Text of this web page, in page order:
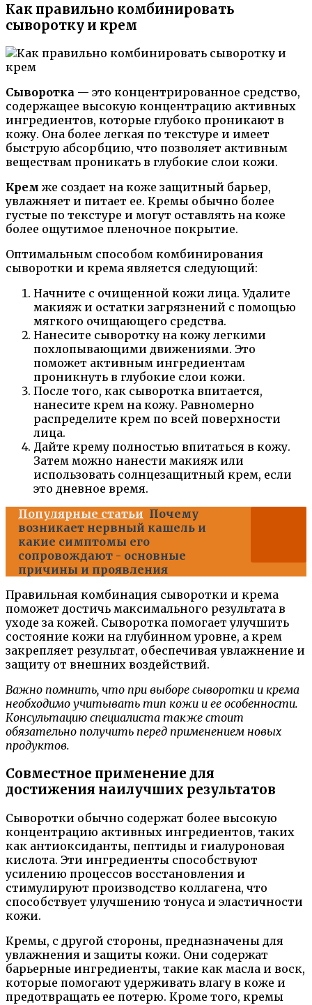
Как правильно комбинировать
сыворотку и крем
Сыворотка — это концентрированное средство,
содержащее высокую концентрацию активных
ингредиентов, которые глубоко проникают в
кожу. Она более легкая по текстуре и имеет
быструю абсорбцию, что позволяет активным
веществам проникать в глубокие слои кожи.
Крем же создает на коже защитный барьер,
увлажняет и питает ее. Кремы обычно более
густые по текстуре и могут оставлять на коже
более ощутимое пленочное покрытие.
Оптимальным способом комбинирования
сыворотки и крема является следующий:
Начните с очищенной кожи лица. Удалите
макияж и остатки загрязнений с помощью
мягкого очищающего средства.
Нанесите сыворотку на кожу легкими
похлопывающими движениями. Это
поможет активным ингредиентам
проникнуть в глубокие слои кожи.
После того, как сыворотка впитается,
нанесите крем на кожу. Равномерно
распределите крем по всей поверхности
лица.
Дайте крему полностью впитаться в кожу.
Затем можно нанести макияж или
использовать солнцезащитный крем, если
это дневное время.
Популярные статьи Почему
возникает нервный кашель и
какие симптомы его
сопровождают - основные
причины и проявления
Правильная комбинация сыворотки и крема
поможет достичь максимального результата в
уходе за кожей. Сыворотка помогает улучшить
состояние кожи на глубинном уровне, а крем
закрепляет результат, обеспечивая увлажнение и
защиту от внешних воздействий.
Важно помнить, что при выборе сыворотки и крема
необходимо учитывать тип кожи и ее особенности.
Консультацию специалиста также стоит
обязательно получить перед применением новых
продуктов.
Совместное применение для
достижения наилучших результатов
Сыворотки обычно содержат более высокую
концентрацию активных ингредиентов, таких
как антиоксиданты, пептиды и гиалуроновая
кислота. Эти ингредиенты способствуют
усилению процессов восстановления и
стимулируют производство коллагена, что
способствует улучшению тонуса и эластичности
кожи.
Кремы, с другой стороны, предназначены для
увлажнения и защиты кожи. Они содержат
барьерные ингредиенты, такие как масла и воск,
которые помогают удерживать влагу в коже и
предотвращать ее потерю. Кроме того, кремы